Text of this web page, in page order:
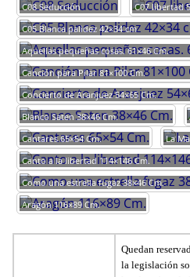
C08 Seducción
C07 libertad
C05 Blanca palidez 42×34 cm
Aquellas pequeñas cosas. 61×46 Cm.
Canción para Pilar 81×100 Cm.
Concierto de Aranjuez 54×65 Cm.
Blanco Saten 38×46 Cm.
Cantares 65×54 Cm.
La
Canto a la libertad 114×146 Cm.
Como una estrella fugaz 38×46 Cm.
Aragón 116×89 Cm.
Quedan
la legislación